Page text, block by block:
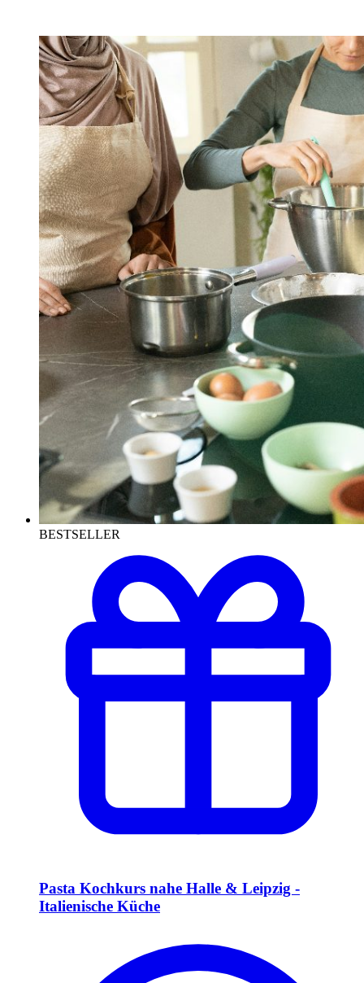
BESTSELLER
Pasta Kochkurs nahe Halle & Leipzig -
Italienische Küche